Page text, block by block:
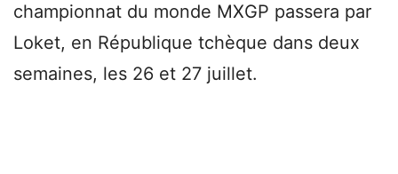
championnat du monde MXGP passera par
Loket, en République tchèque dans deux
semaines, les 26 et 27 juillet.